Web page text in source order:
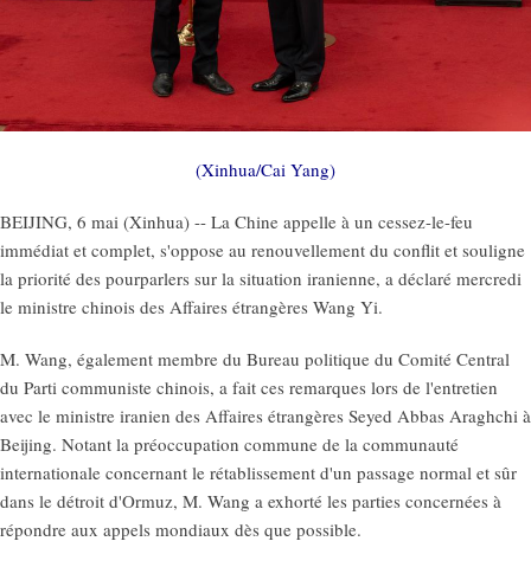
(Xinhua/Cai Yang)
BEIJING, 6 mai (Xinhua) -- La Chine appelle à un cessez-le-feu
immédiat et complet, s'oppose au renouvellement du conflit et souligne
la priorité des pourparlers sur la situation iranienne, a déclaré mercredi
le ministre chinois des Affaires étrangères Wang Yi.
M. Wang, également membre du Bureau politique du Comité Central
du Parti communiste chinois, a fait ces remarques lors de l'entretien
avec le ministre iranien des Affaires étrangères Seyed Abbas Araghchi à
Beijing. Notant la préoccupation commune de la communauté
internationale concernant le rétablissement d'un passage normal et sûr
dans le détroit d'Ormuz, M. Wang a exhorté les parties concernées à
répondre aux appels mondiaux dès que possible.